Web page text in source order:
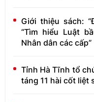
Giới thiệu sách:
“Tìm hiểu Luật
Nhân dân các cấp”
Tỉnh Hà Tĩnh tổ
táng 11 hài cốt liệt